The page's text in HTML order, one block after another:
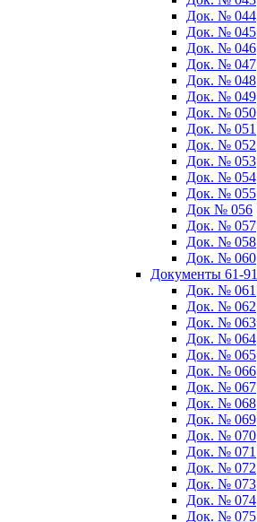
Док. № 044
Док. № 045
Док. № 046
Док. № 047
Док. № 048
Док. № 049
Док. № 050
Док. № 051
Док. № 052
Док. № 053
Док. № 054
Док. № 055
Док № 056
Док. № 057
Док. № 058
Док. № 060
Документы 61-91
Док. № 061
Док. № 062
Док. № 063
Док. № 064
Док. № 065
Док. № 066
Док. № 067
Док. № 068
Док. № 069
Док. № 070
Док. № 071
Док. № 072
Док. № 073
Док. № 074
Док. № 075